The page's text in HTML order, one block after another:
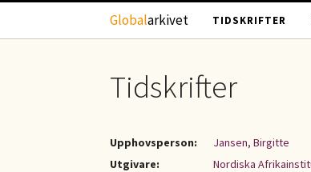
Hoppa till huvudinnehåll
Globalarkivet TIDSKRIFTER
Tidskrifter
Upphovsperson:
Jansen, Birgitte
Utgivare:
Nordiska